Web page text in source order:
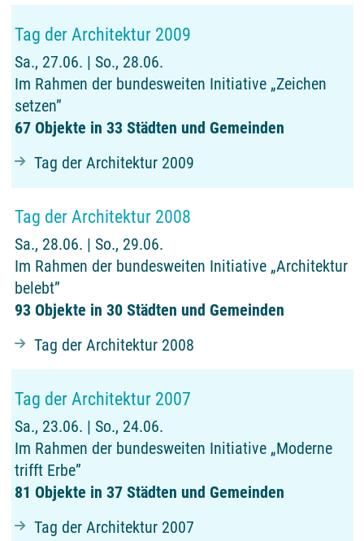
Tag der Architektur 2009
Sa., 27.06. | So., 28.06.
Im Rahmen der bundesweiten Initiative „Zeichen
setzen”
67 Objekte in 33 Städten und Gemeinden
Tag der Architektur 2009
Tag der Architektur 2008
Sa., 28.06. | So., 29.06.
Im Rahmen der bundesweiten Initiative „Architektur
belebt”
93 Objekte in 30 Städten und Gemeinden
Tag der Architektur 2008
Tag der Architektur 2007
Sa., 23.06. | So., 24.06.
Im Rahmen der bundesweiten Initiative „Moderne
trifft Erbe”
81 Objekte in 37 Städten und Gemeinden
Tag der Architektur 2007